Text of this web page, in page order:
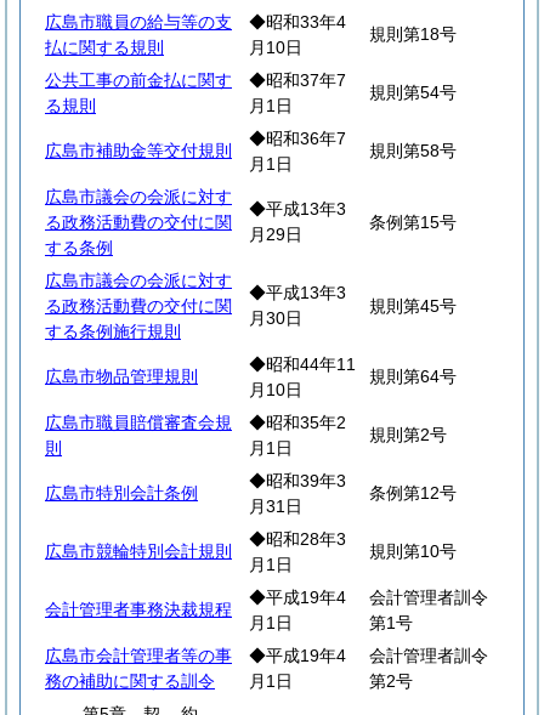
広島市職員の給与等の支
払に関する規則
◆昭和33年4
月10日
規則第18号
公共工事の前金払に関す
る規則
◆昭和37年7
月1日
規則第54号
広島市補助金等交付規則
◆昭和36年7
月1日
規則第58号
広島市議会の会派に対す
る政務活動費の交付に関
する条例
◆平成13年3
月29日
条例第15号
広島市議会の会派に対す
る政務活動費の交付に関
する条例施行規則
◆平成13年3
月30日
規則第45号
広島市物品管理規則
◆昭和44年11
月10日
規則第64号
広島市職員賠償審査会規
則
◆昭和35年2
月1日
規則第2号
広島市特別会計条例
◆昭和39年3
月31日
条例第12号
広島市競輪特別会計規則
◆昭和28年3
月1日
規則第10号
会計管理者事務決裁規程
◆平成19年4
月1日
会計管理者訓令
第1号
広島市会計管理者等の事
務の補助に関する訓令
◆平成19年4
月1日
会計管理者訓令
第2号